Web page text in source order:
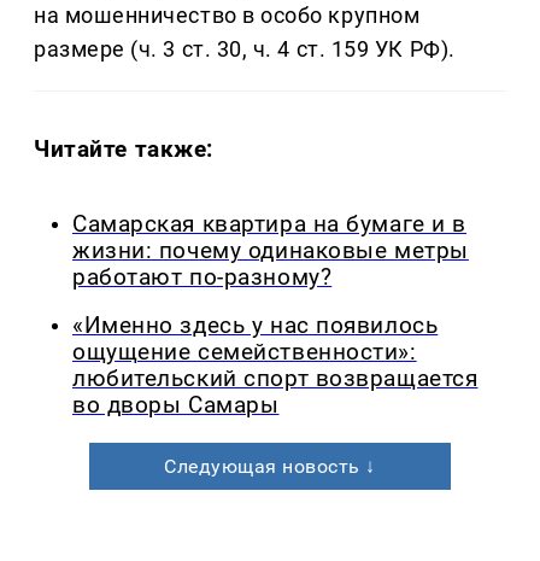
на мошенничество в особо крупном
размере (ч. 3 ст. 30, ч. 4 ст. 159 УК РФ).
Читайте также:
Самарская квартира на бумаге и в
жизни: почему одинаковые метры
работают по-разному?
«Именно здесь у нас появилось
ощущение семейственности»:
любительский спорт возвращается
во дворы Самары
Следующая новость ↓